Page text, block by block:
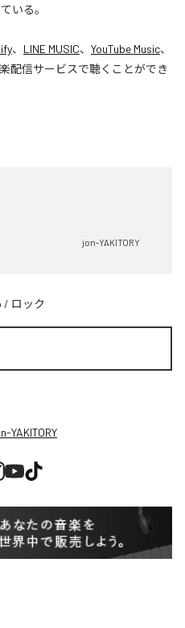
いる。
、 LINE MUSIC、 YouTube Music、
配信サービスで聴くことができ
jon-YAKITORY
/ ロック
YAKITORY